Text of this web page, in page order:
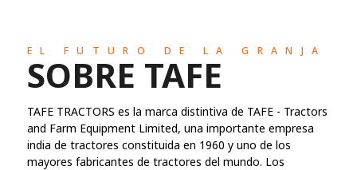
EL FUTURO DE LA GRANJA
SOBRE TAFE
TAFE TRACTORS es la marca distintiva de TAFE - Tractors
and Farm Equipment Limited, una importante empresa
india de tractores constituida en 1960 y uno de los
mayores fabricantes de tractores del mundo. Los